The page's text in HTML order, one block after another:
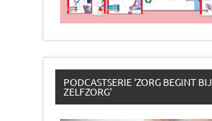
PODCASTSERIE ‘ZORG BEGINT BIJ
ZELFZORG’